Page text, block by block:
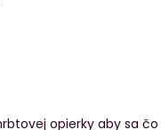
opierky aby sa